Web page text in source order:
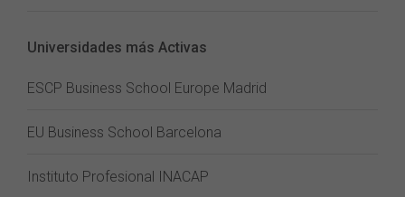
Universidades más Activas
ESCP Business School Europe Madrid
EU Business School Barcelona
Instituto Profesional INACAP